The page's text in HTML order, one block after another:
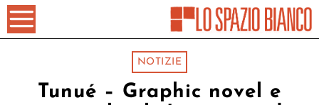
NOTIZIE
Tunué – Graphic novel e